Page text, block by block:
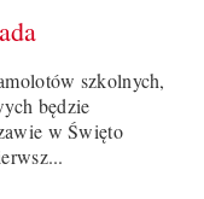
szkolnych,
będzie
w Święto